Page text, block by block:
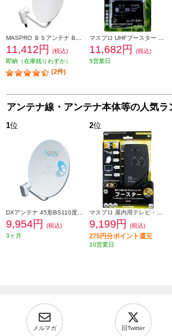
11,412円
(税込)
即納（在庫残りわずか）
(2件)
11,682円
(税込)
5営業日
アンテナ線・アンテナ本体等の人気ラ
1位
9,954円
(税込)
3ヶ月
2位
9,199円 (税込)
275円分ポイント還元
10営業日
メルマガ 旧Twitter